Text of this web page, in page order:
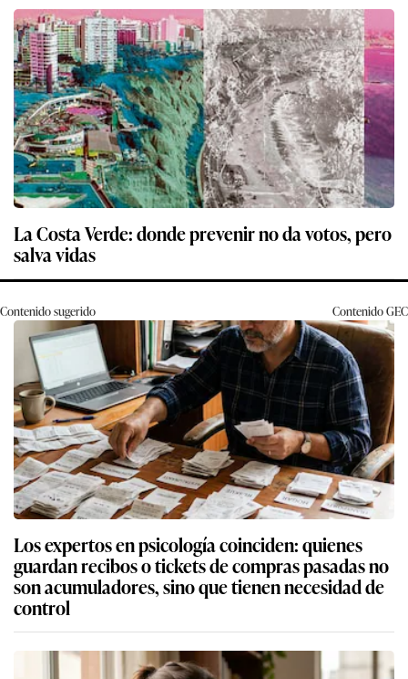
La Costa Verde: donde prevenir no da votos, pero
salva vidas
Contenido sugerido ContenidoGEC
Los expertos en psicología coinciden: quienes
guardan recibos o tickets de compras pasadas no
son acumuladores, sino que tienen necesidad de
control